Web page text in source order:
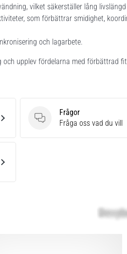
vilket säkerställer lång
som förbättrar smidighet,
och lagarbete.
upplev fördelarna med förbättrad
Frågor
Frågor
Fråga oss vad du vill